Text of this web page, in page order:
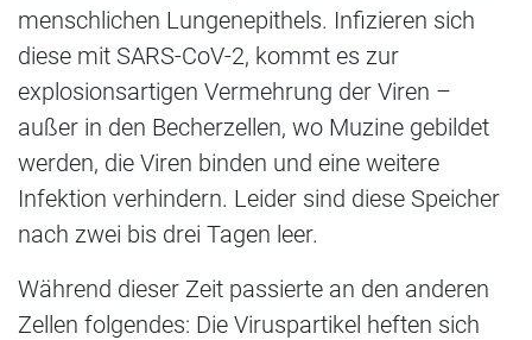
menschlichen Lungenepithels. Infizieren sich
diese mit SARS-CoV-2, kommt es zur
explosionsartigen Vermehrung der Viren –
außer in den Becherzellen, wo Muzine gebildet
werden, die Viren binden und eine weitere
Infektion verhindern. Leider sind diese Speicher
nach zwei bis drei Tagen leer.
Während dieser Zeit passierte an den anderen
Zellen folgendes: Die Viruspartikel heften sich